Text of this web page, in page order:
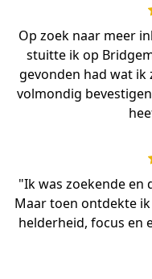
Op zoek naar meer
stuitte ik op
gevonden had wat ik
volmondig
"Ik was zoekende en
Maar toen ontdekte
helderheid, focus en